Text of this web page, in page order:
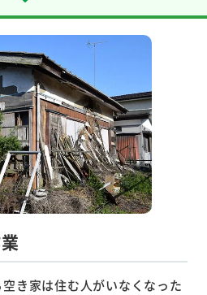
き家は住む人がいなくなった